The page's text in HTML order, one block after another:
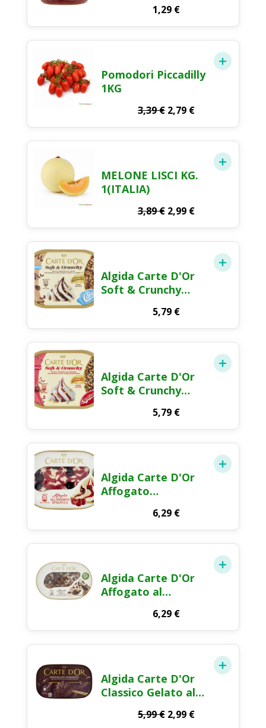
1,29 €
Pomodori Piccadilly
1KG
3,39€ Il
originale
era:
2,79 €Il
attuale
è:
2,79 €.
MELONE LISCI KG.
1(ITALIA)
3,89€ Il
originale
era:
2,99 €Il
attuale
è:
2,99 €.
Algida Carte D'Or
Soft & Crunchy
5,79 €
Algida Carte D'Or
Soft & Crunchy
5,79 €
Algida Carte D'Or
Affogato
Spagnola Gelato
500g
6,29 €
Algida Carte D'Or
Affogato al
6,29 €
Algida Carte D'Or
Classico Gelato al
Fondente 500g
5,99€ Il
2,99 €Il